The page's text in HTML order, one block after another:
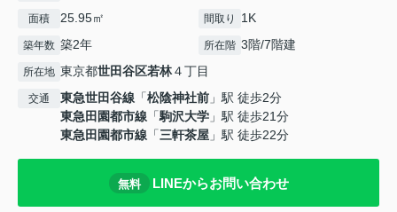
面積 25.95㎡ 間取り 1K
築年数 築2年 所在階 3階/7階建
所在地 東京都世田谷区若林４丁目
交通 東急世田谷線 「松陰神社前 」駅 徒歩2分
東急田園都市線 「駒沢大学 」駅 徒歩21分
東急田園都市線 「三軒茶屋 」駅 徒歩22分
無料 LINEからお問い合わせ